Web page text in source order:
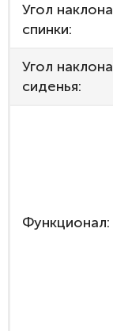
Угол наклона
спинки:
Угол наклона
сиденья:
Функционал: